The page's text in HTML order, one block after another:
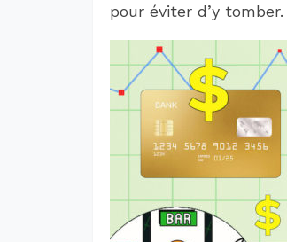
pour éviter d’y tomber.